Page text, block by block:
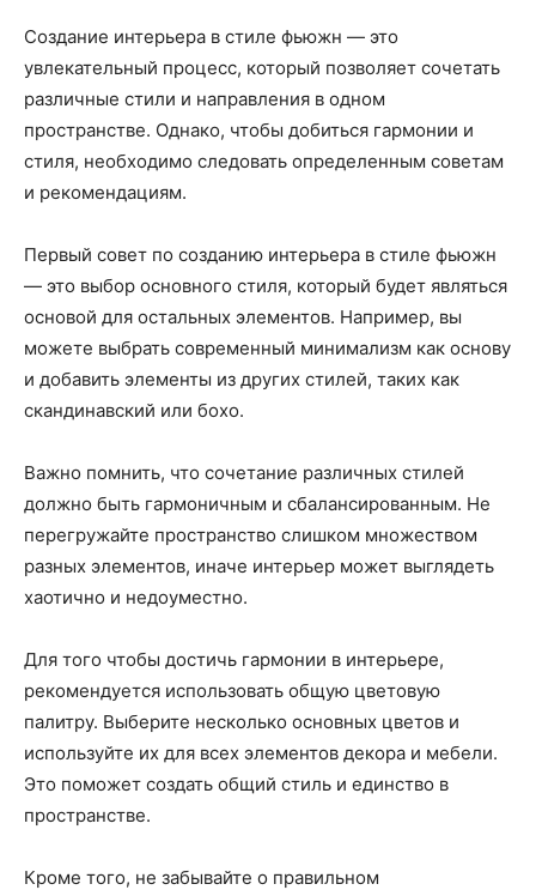
Создание интерьера в стиле фьюжн — это
увлекательный процесс, который позволяет сочетать
различные стили и направления в одном
пространстве. Однако, чтобы добиться гармонии и
стиля, необходимо следовать определенным советам
и рекомендациям.
Первый совет по созданию интерьера в стиле фьюжн
— это выбор основного стиля, который будет являться
основой для остальных элементов. Например, вы
можете выбрать современный минимализм как основу
и добавить элементы из других стилей, таких как
скандинавский или бохо.
Важно помнить, что сочетание различных стилей
должно быть гармоничным и сбалансированным. Не
перегружайте пространство слишком множеством
разных элементов, иначе интерьер может выглядеть
хаотично и недоуместно.
Для того чтобы достичь гармонии в интерьере,
рекомендуется использовать общую цветовую
палитру. Выберите несколько основных цветов и
используйте их для всех элементов декора и мебели.
Это поможет создать общий стиль и единство в
пространстве.
Кроме того, не забывайте о правильном